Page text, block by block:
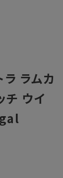
ラムカ
ウイ